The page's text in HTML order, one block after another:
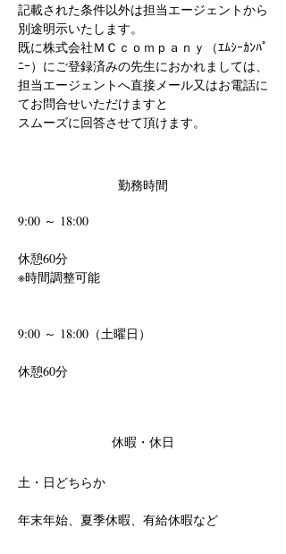
記載された条件以外は担当エージェントから
別途明示いたします。
既に株式会社ＭＣｃｏｍｐａｎｙ（ｴﾑｼｰｶﾝﾊﾟ
ﾆｰ）にご登録済みの先生におかれましては、
担当エージェントへ直接メール又はお電話に
てお問合せいただけますと
スムーズに回答させて頂けます。
勤務時間
9:00 ～ 18:00
休憩60分
※時間調整可能
9:00 ～ 18:00（土曜日）
休憩60分
休暇・休日
土・日どちらか
年末年始、夏季休暇、有給休暇など